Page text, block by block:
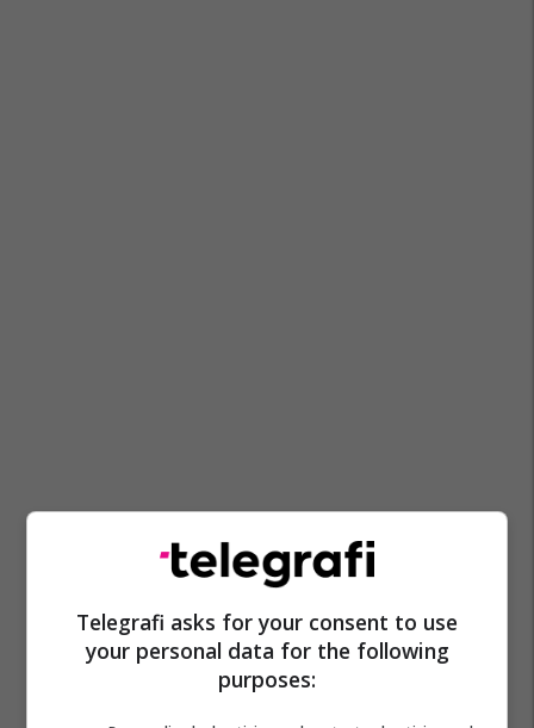
Telegrafi asks for your consent to use
your personal data for the following
purposes: